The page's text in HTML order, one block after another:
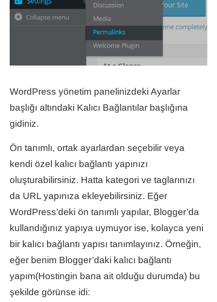
WordPress yönetim panelinizdeki Ayarlar
başlığı altındaki Kalıcı Bağlantılar başlığına
gidiniz.
Ön tanımlı, ortak ayarlardan seçebilir veya
kendi özel kalıcı bağlantı yapınızı
oluşturabilirsiniz. Hatta kategori ve taglarınızı
da URL yapınıza ekleyebilirsiniz. Eğer
WordPress’deki ön tanımlı yapılar, Blogger’da
kullandığınız yapıya uymuyor ise, kolayca yeni
bir kalıcı bağlantı yapısı tanımlayınız. Örneğin,
eğer benim Blogger’daki kalıcı bağlantı
yapım(Hostingin bana ait olduğu durumda) bu
şekilde görünse idi: